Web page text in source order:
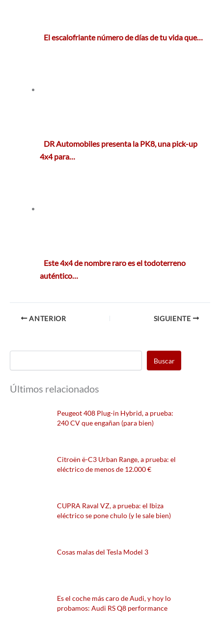
El escalofriante número de días de tu vida que…
DR Automobiles presenta la PK8, una pick-up
4x4 para…
Este 4x4 de nombre raro es el todoterreno
auténtico…
ANTERIOR SIGUIENTE
Buscar
Últimos relacionados
Peugeot 408 Plug-in Hybrid, a prueba:
240 CV que engañan (para bien)
Citroën ë-C3 Urban Range, a prueba: el
eléctrico de menos de 12.000 €
CUPRA Raval VZ, a prueba: el Ibiza
eléctrico se pone chulo (y le sale bien)
Cosas malas del Tesla Model 3
Es el coche más caro de Audi, y hoy lo
probamos: Audi RS Q8 performance